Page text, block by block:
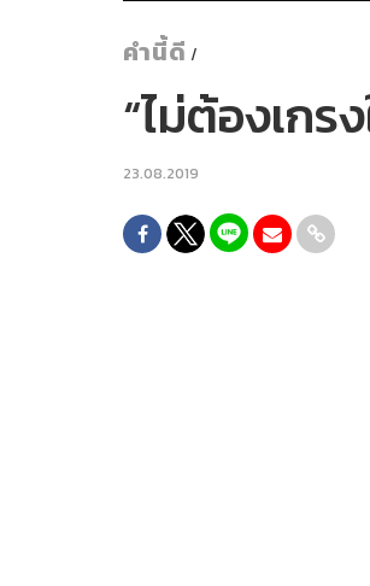
คำนี้ดี /
“ไม่ต้องเกร
23.08.2019